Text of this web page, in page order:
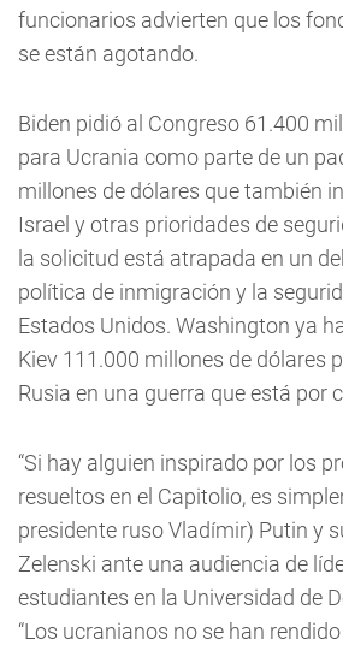
funcionarios advierten que los
se están agotando.
Biden pidió al Congreso 61.400
para Ucrania como parte de un
millones de dólares que también
Israel y otras prioridades de
la solicitud está atrapada en un
política de inmigración y la
Estados Unidos. Washington ya
Kiev 111.000 millones de dólares
Rusia en una guerra que está por
“Si hay alguien inspirado por los
resueltos en el Capitolio, es
presidente ruso Vladímir) Putin y
Zelenski ante una audiencia de
estudiantes en la Universidad de
“Los ucranianos no se han